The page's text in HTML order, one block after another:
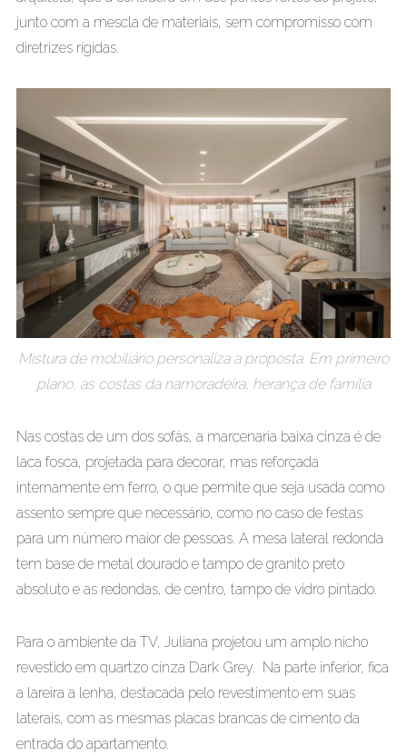
junto com a mescla de materiais, sem compromisso com
diretrizes rígidas.
Mistura de mobiliário personaliza a proposta. Em primeiro
plano, as costas da namoradeira, herança de família
Nas costas de um dos sofás, a marcenaria baixa cinza é de
laca fosca, projetada para decorar, mas reforçada
internamente em ferro, o que permite que seja usada como
assento sempre que necessário, como no caso de festas
para um número maior de pessoas. A mesa lateral redonda
tem base de metal dourado e tampo de granito preto
absoluto e as redondas, de centro, tampo de vidro pintado.
Para o ambiente da TV, Juliana projetou um amplo nicho
revestido em quartzo cinza Dark Grey. Na parte inferior, fica
a lareira a lenha, destacada pelo revestimento em suas
laterais, com as mesmas placas brancas de cimento da
entrada do apartamento.